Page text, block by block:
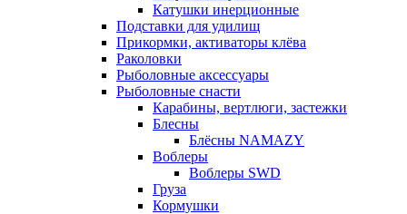
Катушки инерционные
Подставки для удилищ
Прикормки, активаторы клёва
Раколовки
Рыболовные аксессуары
Рыболовные снасти
Карабины, вертлюги, застежки
Блесны
Блёсны NAMAZY
Воблеры
Воблеры SWD
Груза
Кормушки